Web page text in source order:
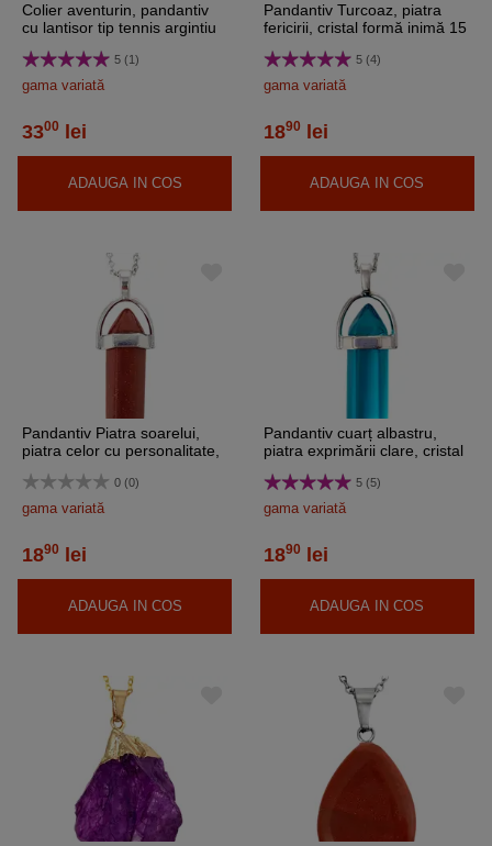
Colier aventurin, pandantiv
cu lantisor tip tennis argintiu
oval 3.5 cm verde
5 (1)
gama variată
3300 lei
ADAUGA IN COS
Pandantiv Turcoaz, piatra
fericirii, cristal formă inimă 15
5 (4)
gama variată
1890 lei
ADAUGA IN COS
Pandantiv Piatra soarelui,
piatra celor cu personalitate,
mm dublu vârf maro sidef
0 (0)
gama variată
1890 lei
ADAUGA IN COS
Pandantiv cuarț albastru,
piatra exprimării clare, cristal
34 mm
5 (5)
gama variată
1890 lei
ADAUGA IN COS